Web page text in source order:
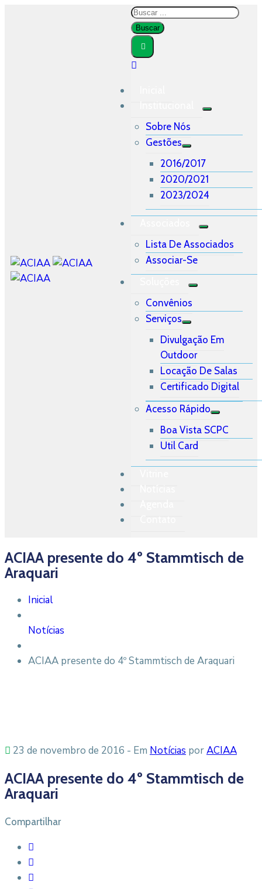
Sobre Nós
Gestões
2016/2017
2020/2021
2023/2024
Lista De Associados
Associar-Se
Convênios
Serviços
Divulgação Em
Outdoor
Locação De Salas
Certificado Digital
Acesso Rápido
Boa Vista SCPC
Util Card
ACIAA presente do 4º Stammtisch de
Araquari
Inicial
Notícias
ACIAA presente do 4º Stammtisch de Araquari
23 de novembro de 2016 - Em Notícias porACIAA
ACIAA presente do 4º Stammtisch de
Araquari
Compartilhar